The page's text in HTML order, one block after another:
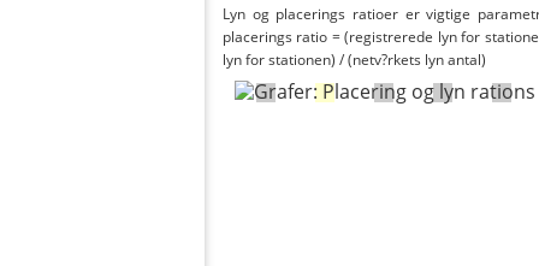
Lyn og placerings ratioer er vigtige
placerings ratio = (registrerede lyn for
lyn for stationen) / (netv?rkets lyn antal)